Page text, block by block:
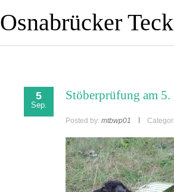
Osnabrücker
5
Sep.
Stöberprüfung am 5.
Posted by: mtbwp01